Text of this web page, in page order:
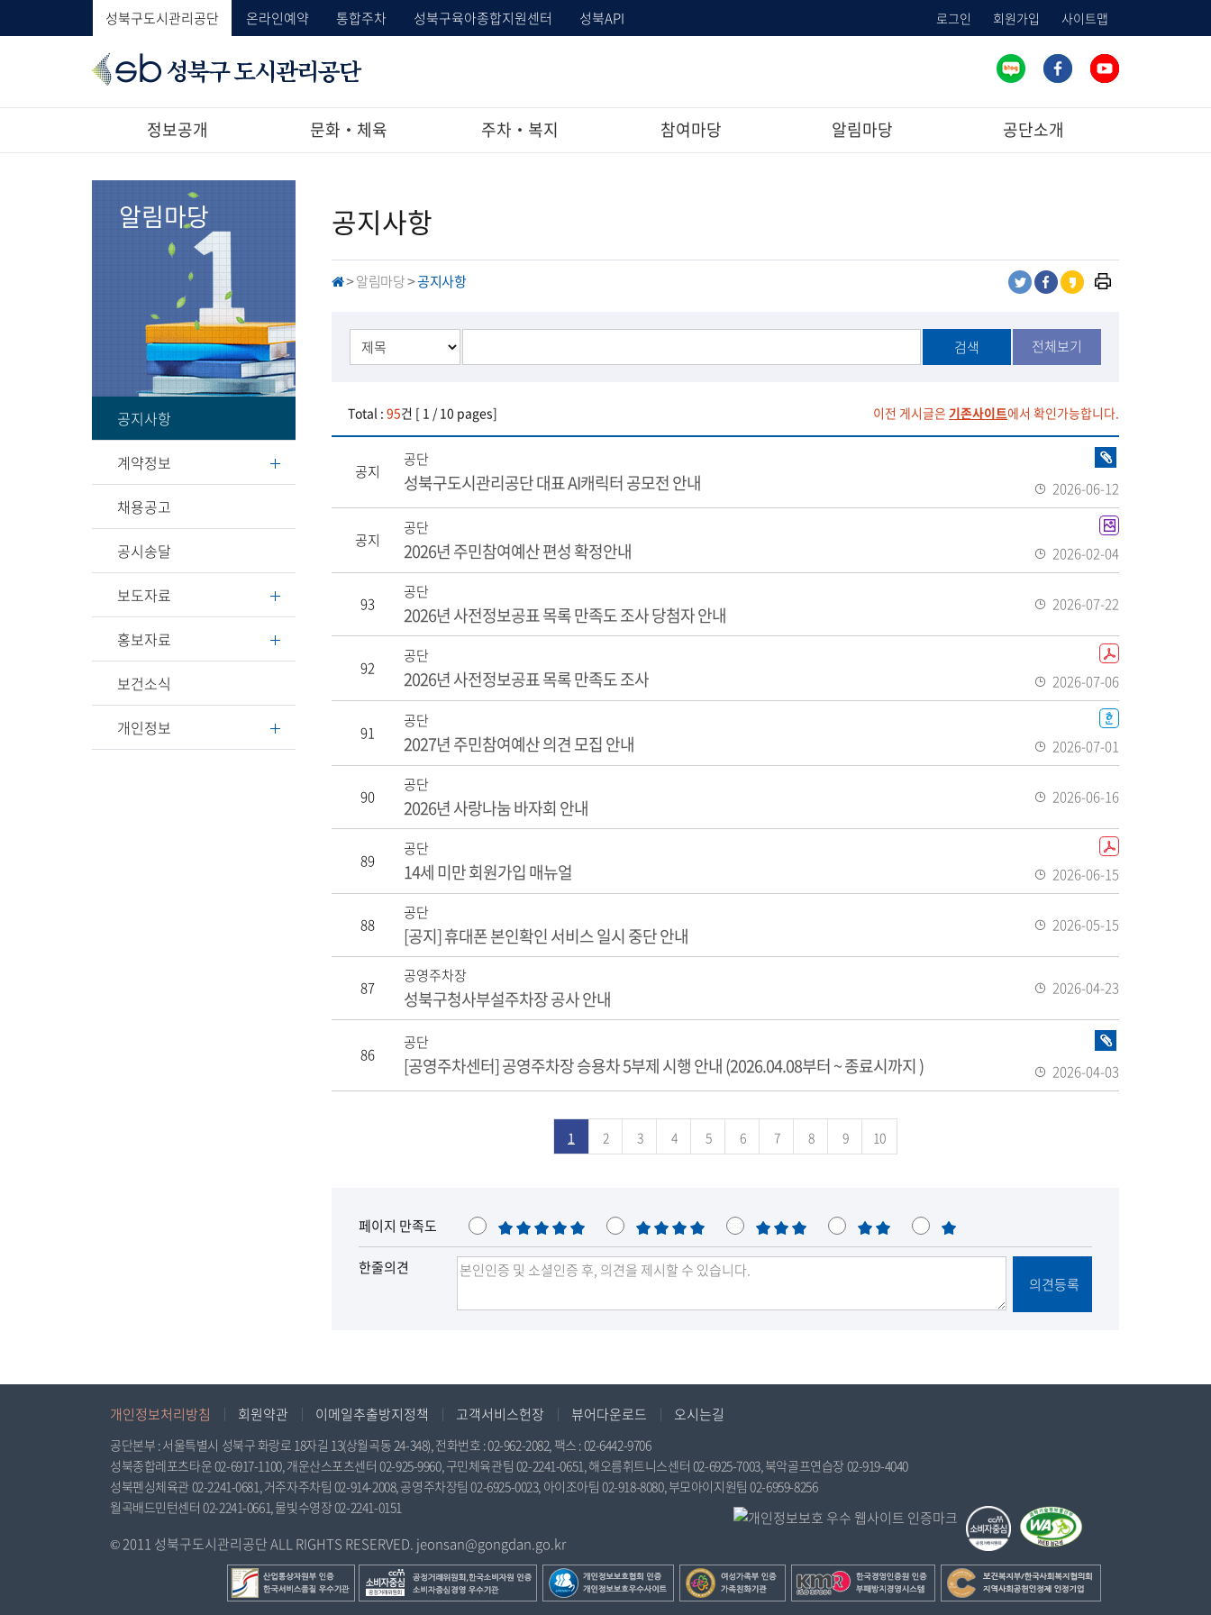
성북구도시관리공단 온라인예약 통합주차 성북구육아종합지원센터 성북API 로그인 회원가입 사이트맵
북
리
정보공개 문화‧체육 주차‧복지 참여마당 알림마당 공단소개
알림마당
공지사항
계약정보
채용공고
공시송달
보도자료
홍보자료
보건소식
개인정보
공지사항
H >알림마당>공지사항
트
터
유
페
스
북
공
카
오
스
토
공
유
프
린
기
검색 전체보기
Total : 95건 [ 1 / 10 pages] 이전 게시글은 기존사이트에서 확인가능합니다.
공지
공단
성북구도시관리공단 대표 AI캐릭터 공모전 안내
화
있
음
등
일
2026-06-12
공지
공단
2026년 주민참여예산 편성 확정안내
이
미
지
일
있
음
등
록
2026-02-04
93
공단
2026년 사전정보공표 목록 만족도 조사 당첨자 안내 2026-07-22
92
공단
2026년 사전정보공표 목록 만족도 조사
P
D
F
화
일
있
음
등
일
2026-07-06
91
공단
2027년 주민참여예산 의견 모집 안내
한
글
화
있
음
등
록
2026-07-01
90
공단
2026년 사랑나눔 바자회 안내 2026-06-16
89
공단
14세 미만 회원가입 매뉴얼
P
D
F
일
있
음
등
록
2026-06-15
88
공단
[공지] 휴대폰 본인확인 서비스 일시 중단 안내
일
2026-05-15
87
공영주차장
성북구청사부설주차장 공사 안내 2026-04-23
86
공단
[공영주차센터] 공영주차장 승용차 5부제 시행 안내 (2026.04.08부터 ~ 종료시까지 )
화
있
등
2026-04-03
1 2 3 4 5 6 7 8 9 10
페이지 만족도
매
우
만
만
족
보
통
불
만
매
우
한줄의견
의견등록
개인정보처리방침 회원약관 이메일추출방지정책 고객서비스헌장 뷰어다운로드 오시는길
공단본부 : 서울특별시 성북구 화랑로 18자길 13(상월곡동 24-348), 전화번호 : 02-962-2082, 팩스 : 02-6442-9706
성북종합레포츠타운 02-6917-1100, 개운산스포츠센터 02-925-9960, 구민체육관팀 02-2241-0651, 해오름휘트니스센터 02-6925-7003, 북악골프연습장 02-919-4040
성북펜싱체육관 02-2241-0681, 거주자주차팀 02-914-2008, 공영주차장팀 02-6925-0023, 아이조아팀 02-918-8080, 부모아이지원팀 02-6959-8256
월곡배드민턴센터 02-2241-0661, 물빛수영장 02-2241-0151
© 2011 성북구도시관리공단 ALL RIGHTS RESERVED. jeonsan@gongdan.go.kr
산
업
공
정
개
인
여
성
한
국
보
건